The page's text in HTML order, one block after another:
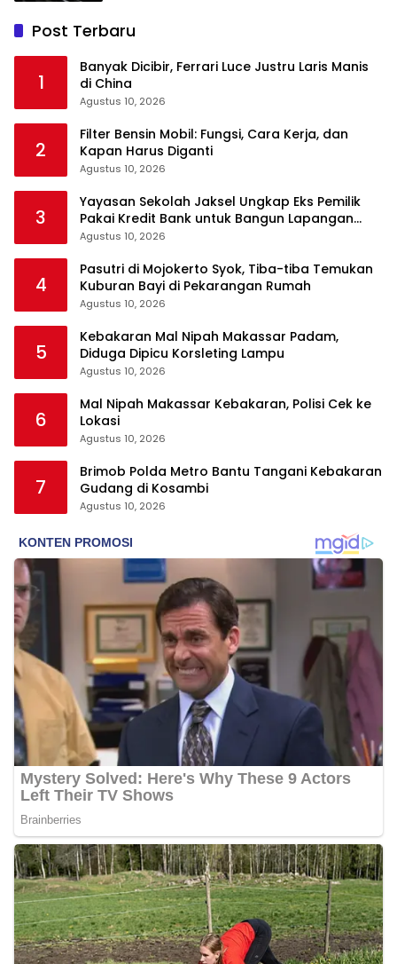
Post Terbaru
1
Banyak Dicibir, Ferrari Luce Justru Laris Manis
di China
Agustus 10, 2026
2
Filter Bensin Mobil: Fungsi, Cara Kerja, dan
Kapan Harus Diganti
Agustus 10, 2026
3
Yayasan Sekolah Jaksel Ungkap Eks Pemilik
Pakai Kredit Bank untuk Bangun Lapangan
Padel
Agustus 10, 2026
4
Pasutri di Mojokerto Syok, Tiba-tiba Temukan
Kuburan Bayi di Pekarangan Rumah
Agustus 10, 2026
5
Kebakaran Mal Nipah Makassar Padam,
Diduga Dipicu Korsleting Lampu
Agustus 10, 2026
6
Mal Nipah Makassar Kebakaran, Polisi Cek ke
Lokasi
Agustus 10, 2026
7
Brimob Polda Metro Bantu Tangani Kebakaran
Gudang di Kosambi
Agustus 10, 2026